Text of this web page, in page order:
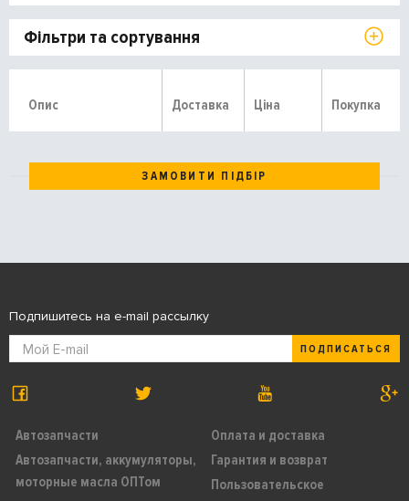
Фільтри та сортування
Опис Доставка Ціна Покупка
ЗАМОВИТИ ПІДБІР
Автозапчасти
Автозапчасти, аккумуляторы,
моторные масла ОПТом
Оплата и доставка
Гарантия и возврат
Пользовательское
Подпишитесь на e-mail рассылку
ПОДПИСАТЬСЯ